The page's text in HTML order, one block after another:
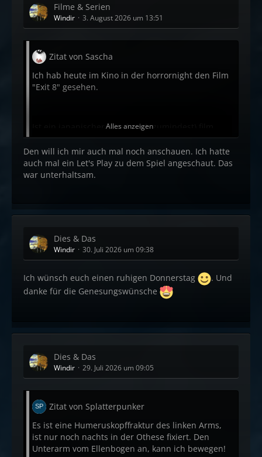
Filme & Serien
Windir 3. August 2026 um 13:51
Zitat von Sascha
Ich hab heute im Kino in der horrornight den Film
"Exit 8" gesehen.
Ist ein japanischer (glaube ich zumindest) film.
Ich bin nicht der größte Fan von Asia Filmen, aber
den fand ich echt gut.
Hatte was vom Backrooms.
Wahrscheinlich nix für Mainstream
kann der definitiv was, mach meiner Meinung
halt.
Alles anzeigen
Den will ich mir auch mal noch anschauen. Ich hatte
auch mal ein Let's Play zu dem Spiel angeschaut. Das
war unterhaltsam.
Dies & Das
Windir 30. Juli 2026 um 09:38
Ich wünsch euch einen ruhigen Donnerstag
. Und
danke für die Genesungswünsche
Dies & Das
Windir 29. Juli 2026 um 09:05
Zitat von Splatterpunker
Es ist eine Humeruskopffraktur des linken Arms,
ist nur noch nachts in der Othese fixiert. Den
Unterarm vom Ellenbogen an, kann ich bewegen!